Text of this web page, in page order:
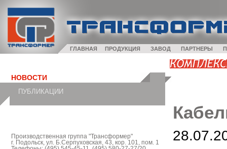
ГЛАВНАЯ ПРОДУКЦИЯ ЗАВОД ПАРТНЕРЫ
НОВОСТИ
ПУБЛИКАЦИИ
Производственная группа "Трансформер"
г. Подольск, ул. Б.Серпуховская, 43, кор. 101, пом. 1